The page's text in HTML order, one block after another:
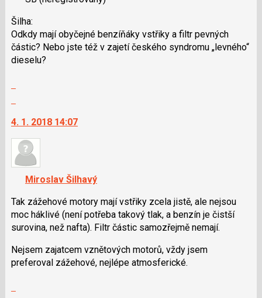
navigaci
lze
použít
i
následující
a
P
pro
předchozí
nový
Šilha:
Odkdy mají obyčejné benzíňáky vstřiky a filtr pevných
částic? Nebo jste též v zajetí českého syndromu „levného“
dieselu?
další
názor.
navigaci
lze
použít
i
klávesy
pro
následující
4. 1. 2018 14:07
Miroslav Šilhavý
Tak zážehové motory mají vstřiky zcela jistě, ale nejsou
moc háklivé (není potřeba takový tlak, a benzín je čistší
surovina, než nafta). Filtr částic samozřejmě nemají.
Nejsem zajatcem vznětových motorů, vždy jsem
preferoval zážehové, nejlépe atmosferické.